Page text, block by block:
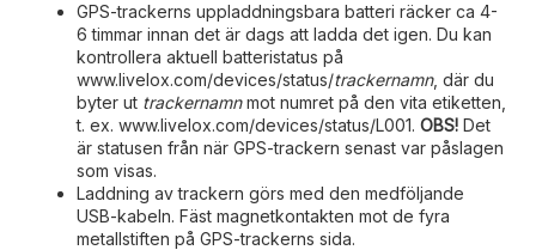
GPS-trackerns uppladdningsbara batteri räcker ca 4-
6 timmar innan det är dags att ladda det igen. Du kan
kontrollera aktuell batteristatus på
www.livelox.com/devices/status/trackernamn, där du
byter ut trackernamnmot numret på den vita etiketten,
t. ex. www.livelox.com/devices/status/L001. OBS! Det
är statusen från när GPS-trackern senast var påslagen
som visas.
Laddning av trackern görs med den medföljande
USB-kabeln. Fäst magnetkontakten mot de fyra
metallstiften på GPS-trackerns sida.